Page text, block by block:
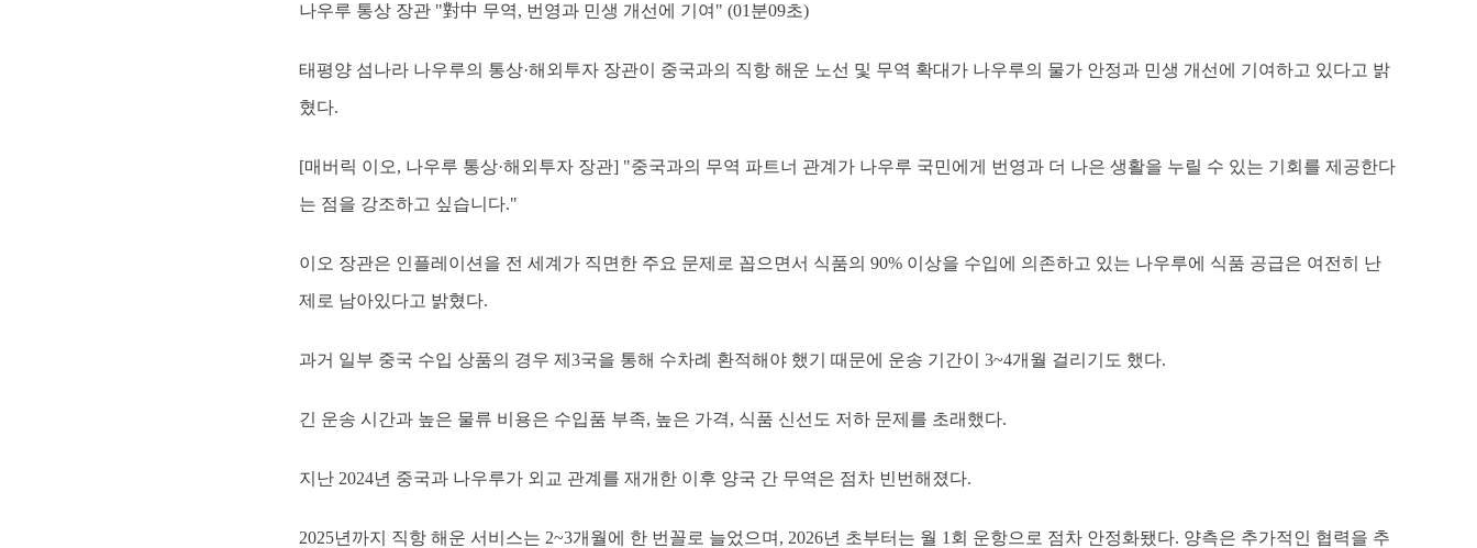
나우루 통상 장관 "對中 무역, 번영과 민생 개선에 기여" (01분09초)
태평양 섬나라 나우루의 통상·해외투자 장관이 중국과의 직항 해운 노선 및 무역 확대가 나우루의 물가 안정과 민생 개선에 기여하고 있다고 밝
혔다.
[매버릭 이오, 나우루 통상·해외투자 장관] "중국과의 무역 파트너 관계가 나우루 국민에게 번영과 더 나은 생활을 누릴 수 있는 기회를 제공한다
는 점을 강조하고 싶습니다."
이오 장관은 인플레이션을 전 세계가 직면한 주요 문제로 꼽으면서 식품의 90% 이상을 수입에 의존하고 있는 나우루에 식품 공급은 여전히 난
제로 남아있다고 밝혔다.
과거 일부 중국 수입 상품의 경우 제3국을 통해 수차례 환적해야 했기 때문에 운송 기간이 3~4개월 걸리기도 했다.
긴 운송 시간과 높은 물류 비용은 수입품 부족, 높은 가격, 식품 신선도 저하 문제를 초래했다.
지난 2024년 중국과 나우루가 외교 관계를 재개한 이후 양국 간 무역은 점차 빈번해졌다.
2025년까지 직항 해운 서비스는 2~3개월에 한 번꼴로 늘었으며, 2026년 초부터는 월 1회 운항으로 점차 안정화됐다. 양측은 추가적인 협력을 추